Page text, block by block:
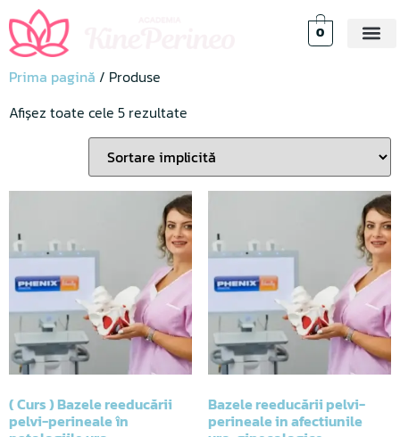
0
Prima pagină / Produse
Afișez toate cele 5 rezultate
( Curs ) Bazele reeducării
pelvi-perineale în
Bazele reeducării pelvi-
perineale in afectiunile